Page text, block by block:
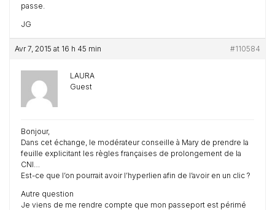
passe.
JG
Avr 7, 2015 at 16 h 45 min #110584
LAURA
Guest
Bonjour,
Dans cet échange, le modérateur conseille à Mary de prendre la
feuille explicitant les règles françaises de prolongement de la
CNI…
Est-ce que l’on pourrait avoir l’hyperlien afin de l’avoir en un clic ?
Autre question
Je viens de me rendre compte que mon passeport est périmé